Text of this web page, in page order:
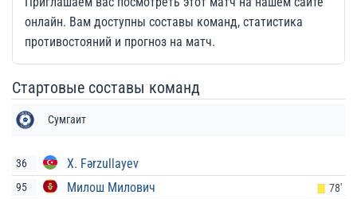
онлайн. Вам доступны составы команд, статистика
противостояний и прогноз на матч.
Стартовые составы команд
Сумгаит
36 X. Fərzullayev
95 Милош Милович
78'